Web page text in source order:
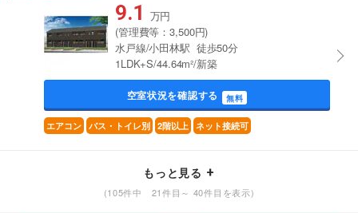
9.1 万円
(管理費等：3,500円)
水戸線/小田林駅 徒歩50分
1LDK+S/44.64m²/新築
空室状況を確認する 無料
エアコン バス・トイレ別 2階以上 ネット接続可
もっと見る
(105件中 21件目～ 40件目を表示)